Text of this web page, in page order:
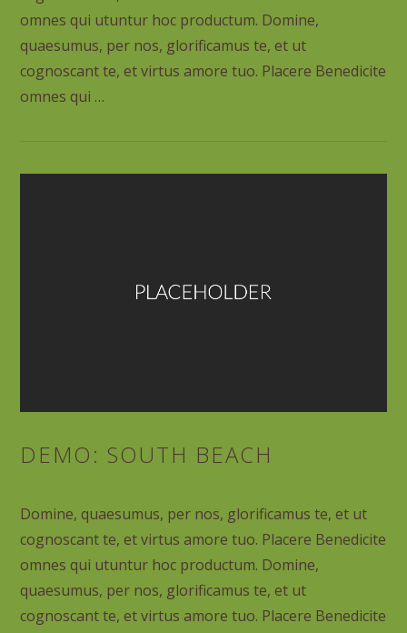
omnes qui utuntur hoc productum. Domine,
quaesumus, per nos, glorificamus te, et ut
cognoscant te, et virtus amore tuo. Placere Benedicite
omnes qui …
DEMO: SOUTH BEACH
Domine, quaesumus, per nos, glorificamus te, et ut
cognoscant te, et virtus amore tuo. Placere Benedicite
omnes qui utuntur hoc productum. Domine,
quaesumus, per nos, glorificamus te, et ut
cognoscant te, et virtus amore tuo. Placere Benedicite